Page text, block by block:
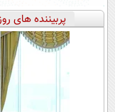
پربیننده های